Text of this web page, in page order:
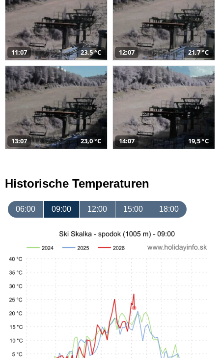
11:07 23,5 °C 12:07 21,7 °C
13:07 23,0 °C 14:07 19,5 °C
Historische Temperaturen
06:00 09:00 12:00 15:00 18:00